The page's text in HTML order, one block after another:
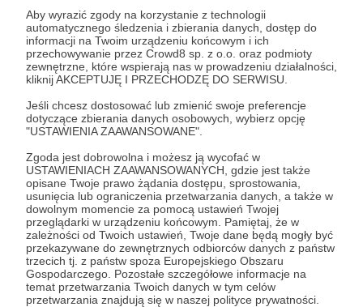
Aby wyrazić zgody na korzystanie z technologii
automatycznego śledzenia i zbierania danych, dostęp do
informacji na Twoim urządzeniu końcowym i ich
przechowywanie przez Crowd8 sp. z o.o. oraz podmioty
zewnętrzne, które wspierają nas w prowadzeniu działalności,
kliknij AKCEPTUJĘ I PRZECHODZĘ DO SERWISU.
Jeśli chcesz dostosować lub zmienić swoje preferencje
dotyczące zbierania danych osobowych, wybierz opcję
"USTAWIENIA ZAAWANSOWANE".
Zgoda jest dobrowolna i możesz ją wycofać w
USTAWIENIACH ZAAWANSOWANYCH, gdzie jest także
opisane Twoje prawo żądania dostępu, sprostowania,
usunięcia lub ograniczenia przetwarzania danych, a także w
dowolnym momencie za pomocą ustawień Twojej
przeglądarki w urządzeniu końcowym. Pamiętaj, że w
zależności od Twoich ustawień, Twoje dane będą mogły być
przekazywane do zewnętrznych odbiorców danych z państw
trzecich tj. z państw spoza Europejskiego Obszaru
Gospodarczego. Pozostałe szczegółowe informacje na
temat przetwarzania Twoich danych w tym celów
przetwarzania znajdują się w naszej polityce prywatności.
byłem samozwańczym, nadwornym fotografem i moje
szaleństwa lądowały na ich stronach (...)".
Dołącz do grona Patronów!
Wesprzyj działalność Autora Bartek Fetyszjuż teraz!
Zostań Patronem